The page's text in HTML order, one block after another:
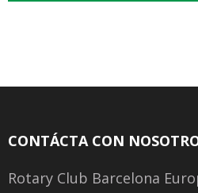
CONTÁCTA CON
Rotary Club Barcelona